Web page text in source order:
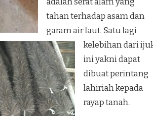
tahan terhadap asam dan
garam air laut. Satu lagi
kelebihan dari
ini yakni dapat
dibuat perintang
lahiriah kepada
rayap tanah.